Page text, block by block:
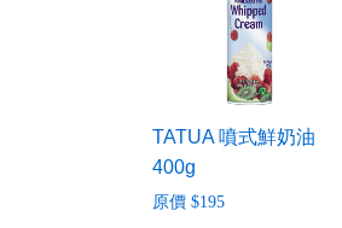
TATUA 噴式鮮奶油
400g
原價 $195